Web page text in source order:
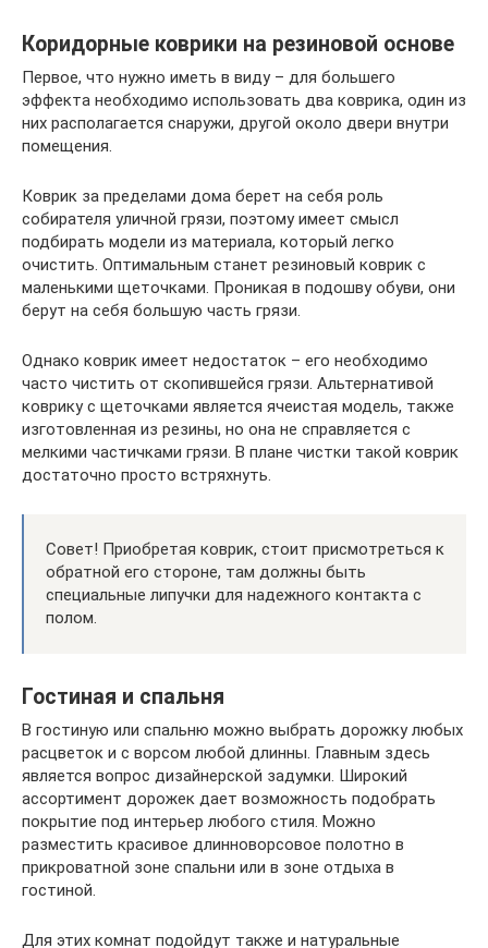
Коридорные коврики на резиновой основе
Первое, что нужно иметь в виду – для большего
эффекта необходимо использовать два коврика, один из
них располагается снаружи, другой около двери внутри
помещения.
Коврик за пределами дома берет на себя роль
собирателя уличной грязи, поэтому имеет смысл
подбирать модели из материала, который легко
очистить. Оптимальным станет резиновый коврик с
маленькими щеточками. Проникая в подошву обуви, они
берут на себя большую часть грязи.
Однако коврик имеет недостаток – его необходимо
часто чистить от скопившейся грязи. Альтернативой
коврику с щеточками является ячеистая модель, также
изготовленная из резины, но она не справляется с
мелкими частичками грязи. В плане чистки такой коврик
достаточно просто встряхнуть.
Совет! Приобретая коврик, стоит присмотреться к
обратной его стороне, там должны быть
специальные липучки для надежного контакта с
полом.
Гостиная и спальня
В гостиную или спальню можно выбрать дорожку любых
расцветок и с ворсом любой длинны. Главным здесь
является вопрос дизайнерской задумки. Широкий
ассортимент дорожек дает возможность подобрать
покрытие под интерьер любого стиля. Можно
разместить красивое длинноворсовое полотно в
прикроватной зоне спальни или в зоне отдыха в
гостиной.
Для этих комнат подойдут также и натуральные